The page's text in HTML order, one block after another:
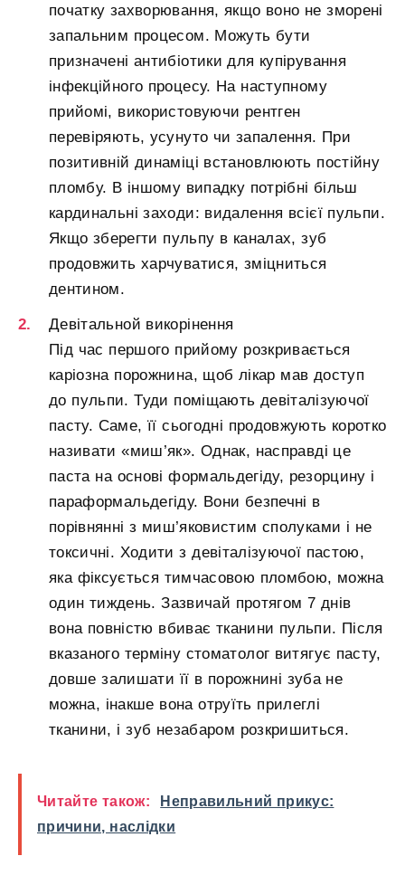
початку захворювання, якщо воно не зморені
запальним процесом. Можуть бути
призначені антибіотики для купірування
інфекційного процесу. На наступному
прийомі, використовуючи рентген
перевіряють, усунуто чи запалення. При
позитивній динаміці встановлюють постійну
пломбу. В іншому випадку потрібні більш
кардинальні заходи: видалення всієї пульпи.
Якщо зберегти пульпу в каналах, зуб
продовжить харчуватися, зміцниться
дентином.
Девітальной викорінення
Під час першого прийому розкривається
каріозна порожнина, щоб лікар мав доступ
до пульпи. Туди поміщають девіталізуючої
пасту. Саме, її сьогодні продовжують коротко
називати «миш’як». Однак, насправді це
паста на основі формальдегіду, резорцину і
параформальдегіду. Вони безпечні в
порівнянні з миш’яковистим сполуками і не
токсичні. Ходити з девіталізуючої пастою,
яка фіксується тимчасовою пломбою, можна
один тиждень. Зазвичай протягом 7 днів
вона повністю вбиває тканини пульпи. Після
вказаного терміну стоматолог витягує пасту,
довше залишати її в порожнині зуба не
можна, інакше вона отруїть прилеглі
тканини, і зуб незабаром розкришиться.
Читайте також:
Неправильний прикус:
причини, наслідки